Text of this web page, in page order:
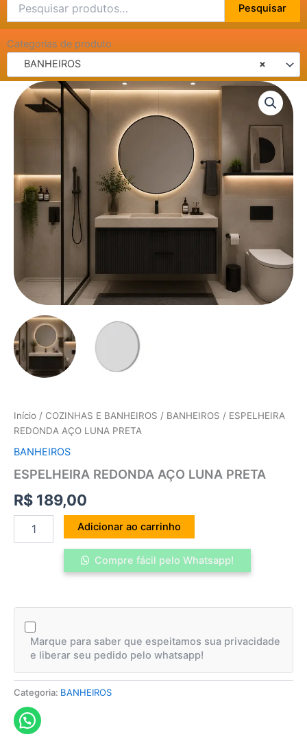
por:
Pesquisar
Categorias de produto
×
BANHEIROS
Início / COZINHAS E BANHEIROS / BANHEIROS / ESPELHEIRA
REDONDA AÇO LUNA PRETA
BANHEIROS
ESPELHEIRA REDONDA AÇO LUNA PRETA
R$ 189,00
ESPELHEIRA
REDONDA
AÇO
Adicionar ao carrinho
Compre fácil pelo Whatsapp!
Marque para saber que espeitamos sua privacidade
e liberar seu pedido pelo whatsapp!
Categoria: BANHEIROS